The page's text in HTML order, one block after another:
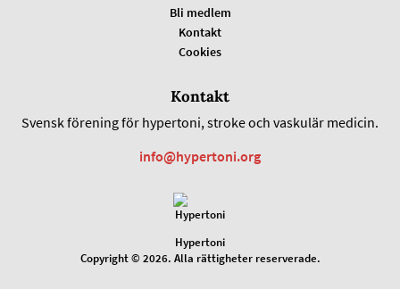
Bli medlem
Kontakt
Cookies
Kontakt
Svensk förening för hypertoni, stroke och vaskulär medicin.
info@hypertoni.org
Hypertoni
Copyright © 2026. Alla rättigheter reserverade.